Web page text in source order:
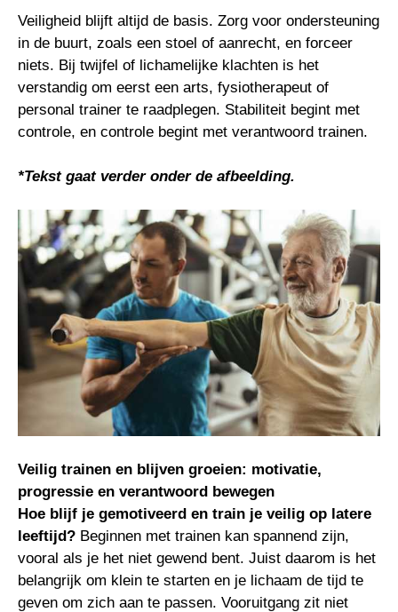
Veiligheid blijft altijd de basis. Zorg voor ondersteuning
in de buurt, zoals een stoel of aanrecht, en forceer
niets. Bij twijfel of lichamelijke klachten is het
verstandig om eerst een arts, fysiotherapeut of
personal trainer te raadplegen. Stabiliteit begint met
controle, en controle begint met verantwoord trainen.
*Tekst gaat verder onder de afbeelding.
Veilig trainen en blijven groeien: motivatie,
progressie en verantwoord bewegen
Hoe blijf je gemotiveerd en train je veilig op latere
leeftijd? Beginnen met trainen kan spannend zijn,
vooral als je het niet gewend bent. Juist daarom is het
belangrijk om klein te starten en je lichaam de tijd te
geven om zich aan te passen. Vooruitgang zit niet